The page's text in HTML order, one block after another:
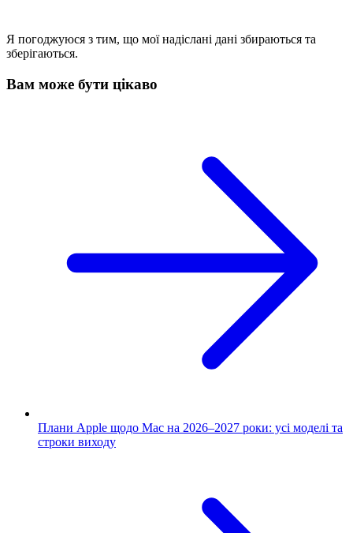
Я погоджуюся з тим, що мої надіслані дані збираються та
зберігаються.
Вам може бути цікаво
Плани Apple щодо Mac на 2026–2027 роки: усі моделі та
строки виходу